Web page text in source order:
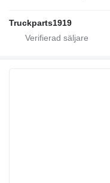
Truckparts1919